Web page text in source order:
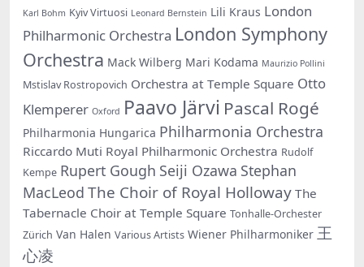
Karl Bohm Kyiv Virtuosi Leonard Bernstein Lili Kraus London
Philharmonic Orchestra London Symphony
Orchestra Mack Wilberg Mari Kodama Maurizio Pollini
Mstislav Rostropovich Orchestra at Temple Square Otto
Klemperer Oxford Paavo Järvi Pascal Rogé
Philharmonia Hungarica Philharmonia Orchestra
Riccardo Muti Royal Philharmonic Orchestra Rudolf
Kempe Rupert Gough Seiji Ozawa Stephan
MacLeod The Choir of Royal Holloway The
Tabernacle Choir at Temple Square Tonhalle-Orchester
Zürich Van Halen Various Artists Wiener Philharmoniker 王
心凌